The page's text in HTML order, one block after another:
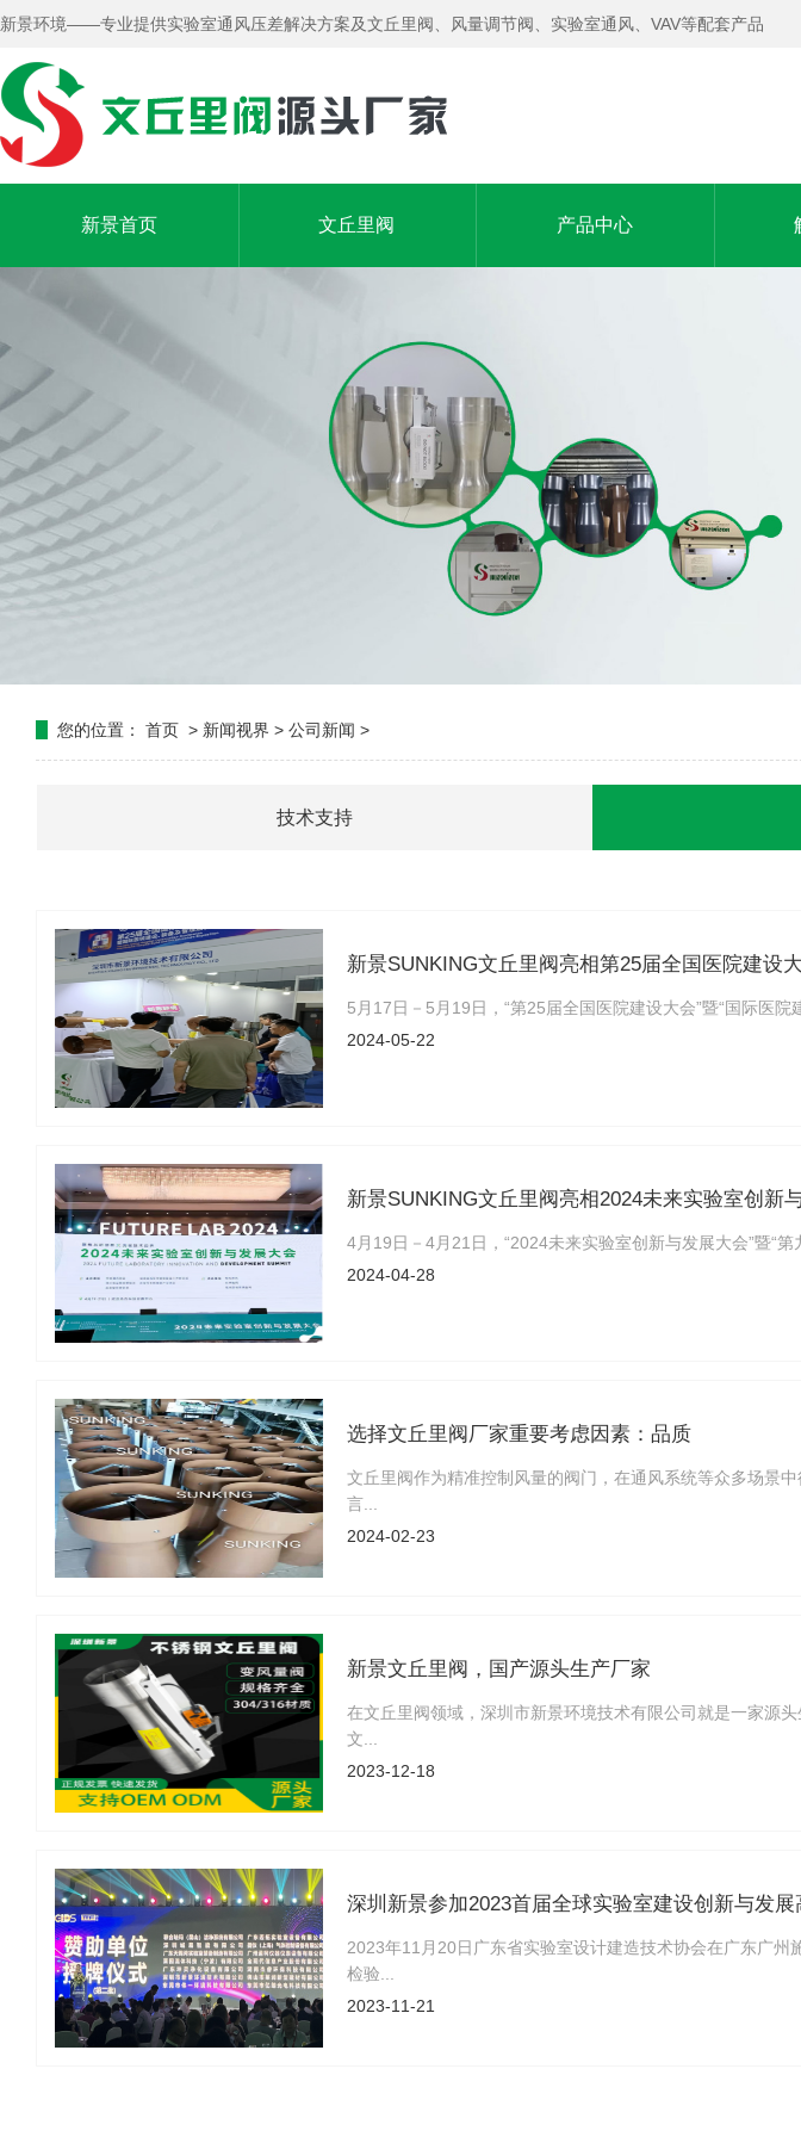
新景环境——专业提供实验室通风压差解决方案及文丘里阀、风量调节阀、实验室通风、VAV等配套产品
新景首页 文丘里阀 产品中心
您的位置： 首页 > 新闻视界 > 公司新闻 >
技术支持
新景SUNKING文丘里阀亮相第25届全国医院建设
5月17日－5月19日，“第25届全国医院建设大会”暨“国际医
2024-05-22
新景SUNKING文丘里阀亮相2024未来实验室创新
4月19日－4月21日，“2024未来实验室创新与发展大会”暨“
2024-04-28
选择文丘里阀厂家重要考虑因素：品质
文丘里阀作为精准控制风量的阀门，在通风系统等众多场景
言...
2024-02-23
新景文丘里阀，国产源头生产厂家
在文丘里阀领域，深圳市新景环境技术有限公司就是一家源
文...
2023-12-18
深圳新景参加2023首届全球实验室建设创新与发展
2023年11月20日广东省实验室设计建造技术协会在广东广
检验...
2023-11-21